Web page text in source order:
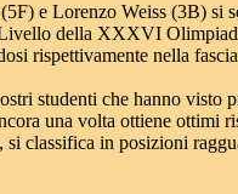
e Lorenzo Weiss (3B) si
della XXXVI
rispettivamente nella
studenti che hanno visto
una volta ottiene ottimi
si classifica in posizioni